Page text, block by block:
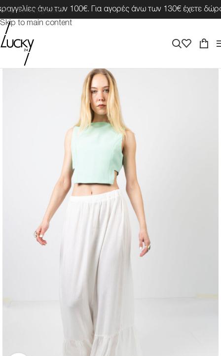
Skip to navigation
Skip to main content
άνω των 100€. Για αγορές άνω των 130€ έχετε δώρο